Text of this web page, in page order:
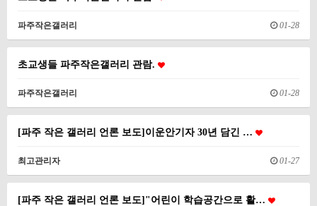
파주작은갤러리 01-28
초교생들 파주작은갤러리 관람.
파주작은갤러리 01-28
[파주 작은 갤러리 언론 보도]이운안기자 30년 담긴 …
최고관리자 01-27
[파주 작은 갤러리 언론 보도]"어린이 학습공간으로 활…